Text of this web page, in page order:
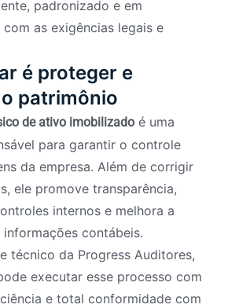
padronizado e em
as exigências legais e
é proteger e
patrimônio
de ativo imobilizado é uma
para garantir o controle
da empresa. Além de corrigir
ele promove transparência,
internos e melhora a
contábeis.
técnico da Progress Auditores,
executar esse processo com
e total conformidade com